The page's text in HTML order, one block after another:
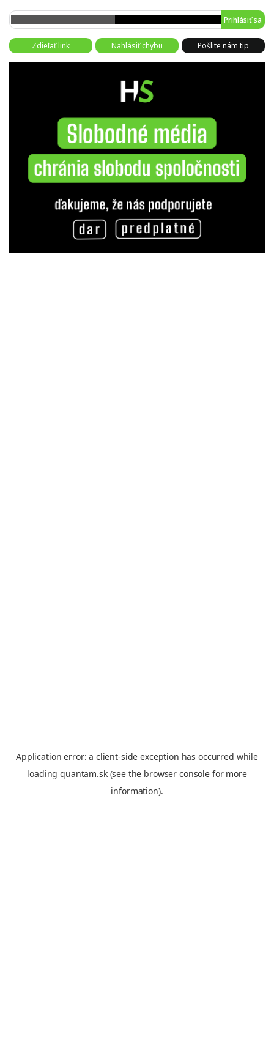
Prihlásiť sa
Zdieľať link Nahlásiť chybu Pošlite nám tip